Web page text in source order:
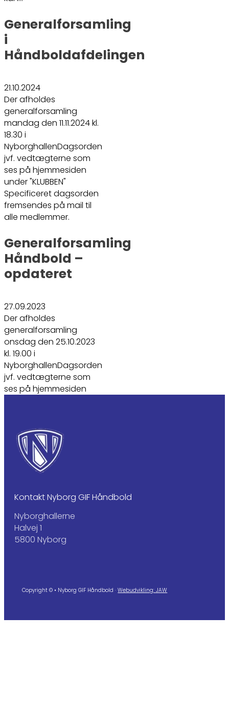
Generalforsamling
i
Håndboldafdelingen
21.10.2024
Der afholdes
generalforsamling
mandag den 11.11.2024 kl.
18.30 i
NyborghallenDagsorden
jvf. vedtægterne som
ses på hjemmesiden
under "KLUBBEN"
Specificeret dagsorden
fremsendes på mail til
alle medlemmer.
Generalforsamling
Håndbold –
opdateret
27.09.2023
Der afholdes
generalforsamling
onsdag den 25.10.2023
kl. 19.00 i
NyborghallenDagsorden
jvf. vedtægterne som
ses på hjemmesiden
Kontakt Nyborg GIF Håndbold
Nyborghallerne
Halvej 1
5800 Nyborg
Copyright © • Nyborg GIF Håndbold ·Webudvikling: JAW